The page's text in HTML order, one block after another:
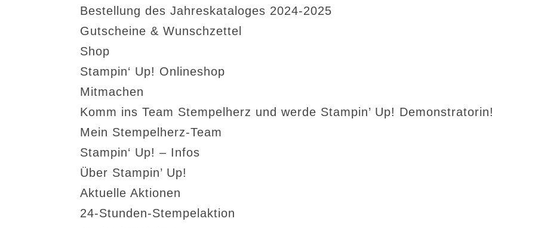
Bestellung des Jahreskataloges 2024-2025
Gutscheine & Wunschzettel
Shop
Stampin‘ Up! Onlineshop
Mitmachen
Komm ins Team Stempelherz und werde Stampin’ Up! Demonstratorin!
Mein Stempelherz-Team
Stampin‘ Up! – Infos
Über Stampin’ Up!
Aktuelle Aktionen
24-Stunden-Stempelaktion